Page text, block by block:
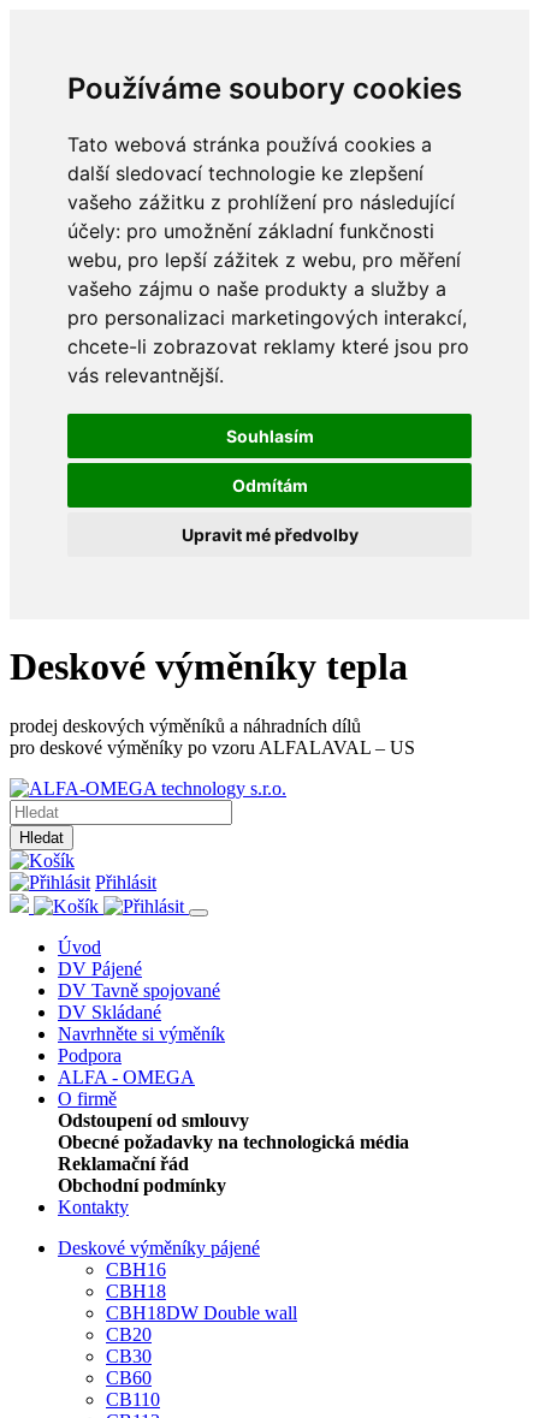
Používáme soubory cookies
Tato webová stránka používá cookies a
další sledovací technologie ke zlepšení
vašeho zážitku z prohlížení pro následující
účely: pro umožnění základní funkčnosti
webu, pro lepší zážitek z webu, pro měření
vašeho zájmu o naše produkty a služby a
pro personalizaci marketingových interakcí,
chcete-li zobrazovat reklamy které jsou pro
vás relevantnější.
Souhlasím
Odmítám
Upravit mé předvolby
Deskové výměníky tepla
prodej deskových výměníků a náhradních dílů
pro deskové výměníky po vzoru ALFALAVAL – US
Hledat
Přihlásit
Úvod
DV Pájené
DV Tavně spojované
DV Skládané
Navrhněte si výměník
Podpora
ALFA - OMEGA
O firmě
Odstoupení od smlouvy
Obecné požadavky na technologická média
Reklamační řád
Obchodní podmínky
Kontakty
Deskové výměníky pájené
CBH16
CBH18
CBH18DW Double wall
CB20
CB30
CB60
CB110